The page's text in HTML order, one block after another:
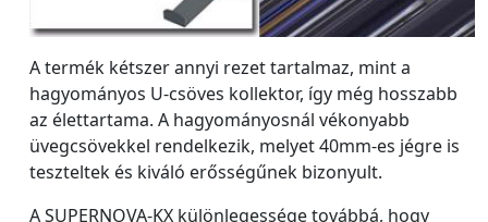
A termék kétszer annyi rezet tartalmaz, mint a
hagyományos U-csöves kollektor, így még hosszabb
az élettartama. A hagyományosnál vékonyabb
üvegcsövekkel rendelkezik, melyet 40mm-es jégre is
teszteltek és kiváló erősségűnek bizonyult.
A SUPERNOVA-KX különlegessége továbbá, hogy